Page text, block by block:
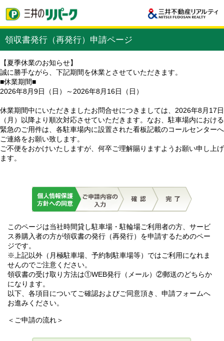
領収書発行（再発行）申請ページ
【夏季休業のお知らせ】
誠に勝手ながら、下記期間を休業とさせていただきます。
■休業期間■
2026年8月9日（日）～2026年8月16日（日）
休業期間中にいただきましたお問合せにつきましては、2026年8月17日
（月）以降より順次対応させていただきます。なお、駐車場内における
緊急のご用件は、各駐車場内に設置された看板記載のコールセンターへ
ご連絡をお願い致します。
ご不便をおかけいたしますが、何卒ご理解賜りますようお願い申し上げ
ます。
このページは当社時間貸し駐車場・駐輪場ご利用者の方、サービ
ス券購入者の方が領収書の発行（再発行）を申請するためのペー
ジです。
※上記以外（月極駐車場、予約制駐車場等）ではご利用になれま
せんのでご注意ください。
領収書の受け取り方法は①WEB発行（メール）②郵送のどちらか
になります。
以下、各項目についてご確認およびご同意頂き、申請フォームへ
お進みください。
＜ご申請の流れ＞